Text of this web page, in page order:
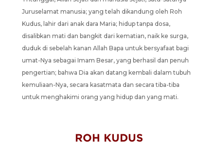
Juruselamat manusia; yang telah dikandung oleh Roh
Kudus, lahir dari anak dara Maria; hidup tanpa dosa,
disalibkan mati dan bangkit dari kematian, naik ke surga,
duduk di sebelah kanan Allah Bapa untuk bersyafaat bagi
umat-Nya sebagai Imam Besar, yang berhasil dan penuh
pengertian; bahwa Dia akan datang kembali dalam tubuh
kemuliaan-Nya, secara kasatmata dan secara tiba-tiba
untuk menghakimi orang yang hidup dan yang mati.
ROH KUDUS